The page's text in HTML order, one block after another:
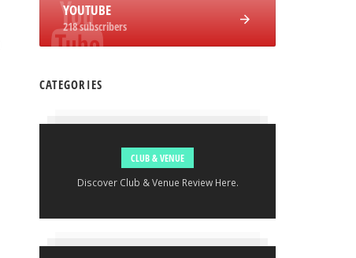
YOUTUBE
218 subscribers
CATEGORIES
CLUB & VENUE
Discover Club & Venue Review Here.